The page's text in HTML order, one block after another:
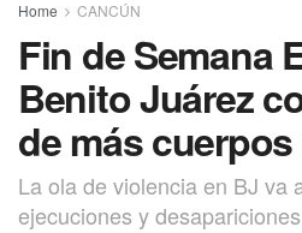
Home CANCÚN
Fin de Semana
Benito Juárez
de más
La ola de violencia en BJ va
ejecuciones y